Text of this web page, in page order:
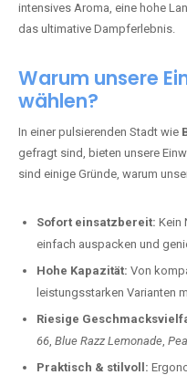
intensives Aroma, eine hohe
das ultimative Dampferlebnis.
Warum unsere
wählen?
In einer pulsierenden Stadt wie
gefragt sind, bieten unsere
sind einige Gründe, warum
Sofort einsatzbereit: Kein
einfach auspacken und
Hohe Kapazität: Von
leistungsstarken Varianten
Riesige
66, Blue Razz Lemonade,
Praktisch & stilvoll: